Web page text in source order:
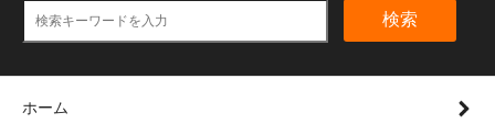
検索
ホーム